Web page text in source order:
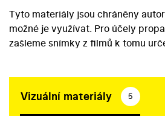
Tyto materiály jsou chráněny
možné je využívat. Pro účely
zašleme snímky z filmů k tomu
Vizuální materiály 5